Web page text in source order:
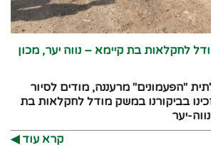
לחקלאות בת קיימא – נווה יער, מכון
"הפעמונים" מרעננה, מודים לסיור
בביקורנו במשק מודל לחקלאות בת
יער
קרא עוד ◀︎